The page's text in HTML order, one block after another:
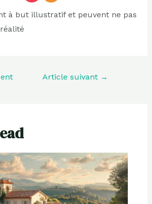
à but illustratif et peuvent ne pas
Article suivant →